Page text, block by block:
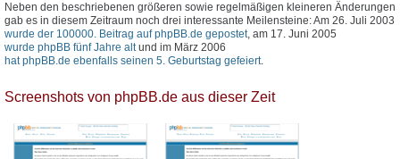
Neben den beschriebenen größeren sowie regelmäßigen kleineren Änderungen
gab es in diesem Zeitraum noch drei interessante Meilensteine: Am 26. Juli 2003
wurde der 100000. Beitrag auf phpBB.de gepostet, am 17. Juni 2005
wurde phpBB fünf Jahre altund im März 2006
hat phpBB.de ebenfalls seinen 5. Geburtstag gefeiert.
Screenshots von phpBB.de aus dieser Zeit